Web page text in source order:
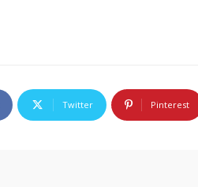
Twitter Pinterest